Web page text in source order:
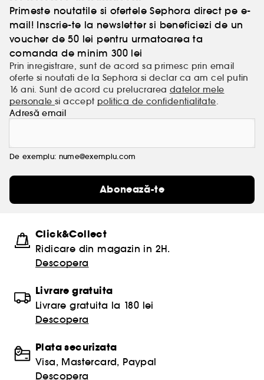
toate texturile, stilurile și problemele: toate tipurile de
păr sunt binevenite!
Primeste noutatile si ofertele Sephora direct pe e-
mail! Inscrie-te la newsletter si beneficiezi de un
voucher de 50 lei pentru urmatoarea ta
comanda de minim 300 lei
Prin inregistrare, sunt de acord sa primesc prin email
oferte si noutati de la Sephora si declar ca am cel putin
16 ani. Sunt de acord cu prelucrarea datelor mele
personalesi accept politica de confidentialitate.
Adresă email
De exemplu: nume@exemplu.com
Abonează-te
Click&Collect
Ridicare din magazin in 2H.
Descopera
Livrare gratuita
Livrare gratuita la 180 lei
Descopera
Plata securizata
Visa, Mastercard, Paypal
Descopera